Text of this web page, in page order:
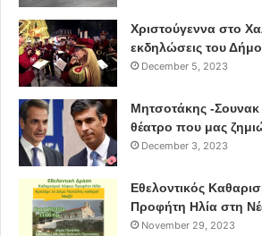
αντιμετωπίζεται μοναδικά, δεν είναι
φίλος μας, ο γείτονας μας, είναι ο
Τι προτιμούν οι γυναίκες μέχρι
-Οι γυναίκες ανέκαθεν ήθελαν να
τάσεις της μόδας και της εποχής και
εσώρουχα έχουν πολύ μεγάλη
αισθησιακά σχέδια, γιατί πιστεύω ότι
Χριστούγεννα στο
εκδηλώσεις του
December 5, 2023
Μητσοτάκης -
θέατρο που μας
December 3, 2023
Εθελοντικός
Προφήτη Ηλία στη
November 29, 2023